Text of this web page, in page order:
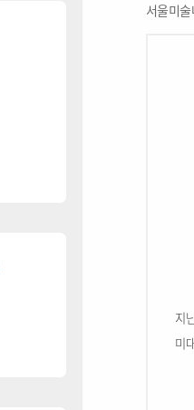
서울미
지
미